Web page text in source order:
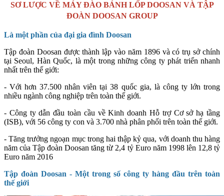
SƠ LƯỢC VỀ MÁY ĐÀO BÁNH LỐP DOOSAN VÀ TẬP
ĐOÀN DOOSAN GROUP
Là một phần của đại gia đình Doosan
Tập đoàn Doosan được thành lập vào năm 1896 và có trụ sở chính
tại Seoul, Hàn Quốc, là một trong những công ty phát triển nhanh
nhất trên thế giới:
- Với hơn 37.500 nhân viên tại 38 quốc gia, là công ty lớn trong
nhiều ngành công nghiệp trên toàn thế giới.
- Công ty dẫn đầu toàn cầu về Kinh doanh Hỗ trợ Cơ sở hạ tầng
(ISB), với 56 công ty con và 3.700 nhà phân phối trên toàn thế giới.
- Tăng trưởng ngoạn mục trong hai thập kỷ qua, với doanh thu hàng
năm của Tập đoàn Doosan tăng từ 2,4 tỷ Euro năm 1998 lên 12,8 tỷ
Euro năm 2016
Tập đoàn Doosan - Một trong số công ty hàng đầu trên toàn
thế giới